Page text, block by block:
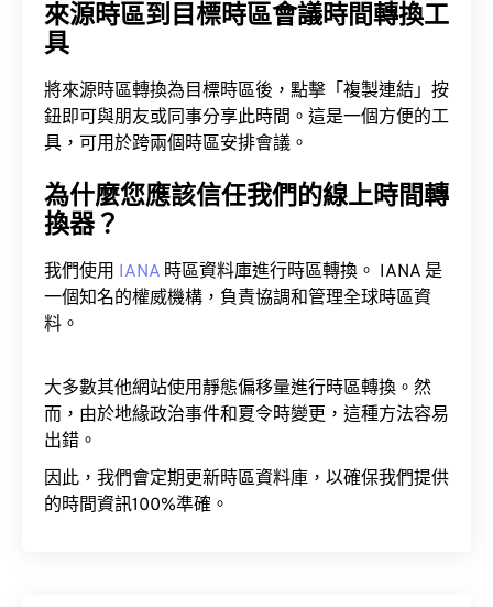
來源時區到目標時區會議時間轉換工
具
將來源時區轉換為目標時區後，點擊「複製連結」按
鈕即可與朋友或同事分享此時間。這是一個方便的工
具，可用於跨兩個時區安排會議。
為什麼您應該信任我們的線上時間轉
換器？
我們使用 IANA 時區資料庫進行時區轉換。 IANA 是
一個知名的權威機構，負責協調和管理全球時區資
料。
大多數其他網站使用靜態偏移量進行時區轉換。然
而，由於地緣政治事件和夏令時變更，這種方法容易
出錯。
因此，我們會定期更新時區資料庫，以確保我們提供
的時間資訊100%準確。